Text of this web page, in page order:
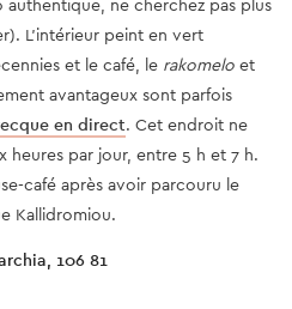
authentique, ne cherchez pas plus
L'intérieur peint en vert
et le café, le rakomelo et
avantageux sont parfois
en direct. Cet endroit ne
heures par jour, entre 5 h et 7 h.
café après avoir parcouru le
Kallidromiou.
106 81